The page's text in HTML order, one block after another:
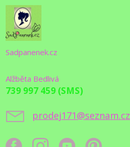
Sadpanenek.cz
Alžběta Bedlivá
739 997 459 (SMS)
prodej171@seznam.cz